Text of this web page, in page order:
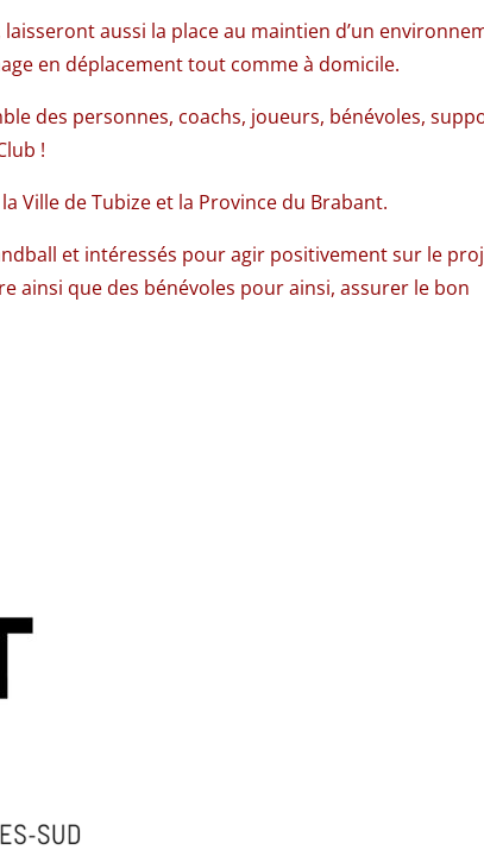
aussi la place au maintien d’un
en déplacement tout comme à domicile.
des personnes, coachs, joueurs, bénévoles,
!
Ville de Tubize et la Province du Brabant.
et intéressés pour agir positivement sur le
ainsi que des bénévoles pour ainsi, assurer le bon